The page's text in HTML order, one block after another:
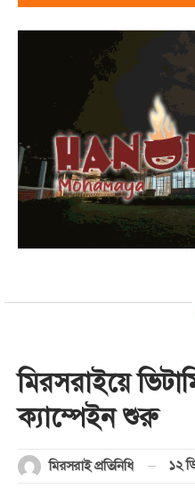
মিরসরাইয়ে
ক্যাম্পেইন শুরু
মিরসরাই প্রতিনিধি ১২